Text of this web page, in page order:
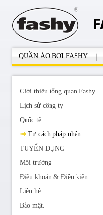
QUẦN ÁO BƠI FASHY
Giới thiệu tổng quan Fashy
Lịch sử công ty
Quốc tế
Tư cách pháp nhân
TUYỂN DỤNG
Môi trường
Điều khoản & Điều kiện.
Liên hệ
Bảo mật.